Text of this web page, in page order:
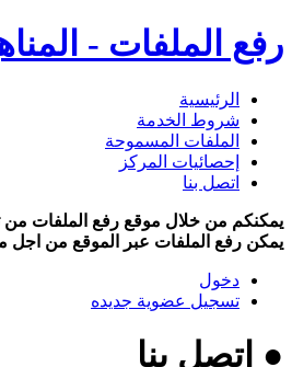
رفع الملفات -
الرئيسية
شروط الخدمة
الملفات المسموحة
إحصائيات المركز
اتصل بنا
يمكنكم من خلال موقع رفع الملفات من
يمكن رفع الملفات عبر الموقع من اجل
دخول
تسجيل عضوية جديده
● اتصل بنا